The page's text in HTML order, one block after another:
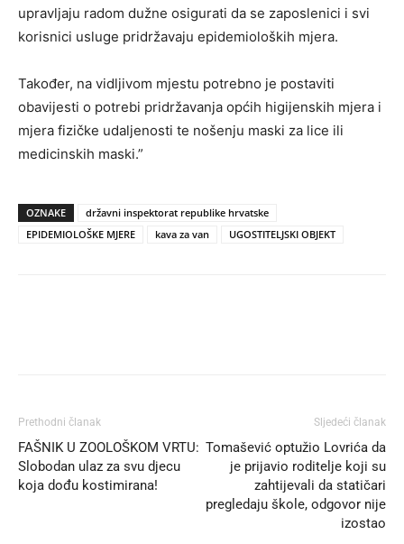
upravljaju radom dužne osigurati da se zaposlenici i svi
korisnici usluge pridržavaju epidemioloških mjera.
Također, na vidljivom mjestu potrebno je postaviti
obavijesti o potrebi pridržavanja općih higijenskih mjera i
mjera fizičke udaljenosti te nošenju maski za lice ili
medicinskih maski.”
OZNAKE
državni inspektorat republike hrvatske
EPIDEMIOLOŠKE MJERE
kava za van UGOSTITELJSKI OBJEKT
Prethodni članak
FAŠNIK U ZOOLOŠKOM VRTU:
Slobodan ulaz za svu djecu
koja dođu kostimirana!
Sljedeći članak
Tomašević optužio Lovrića da
je prijavio roditelje koji su
zahtijevali da statičari
pregledaju škole, odgovor nije
izostao